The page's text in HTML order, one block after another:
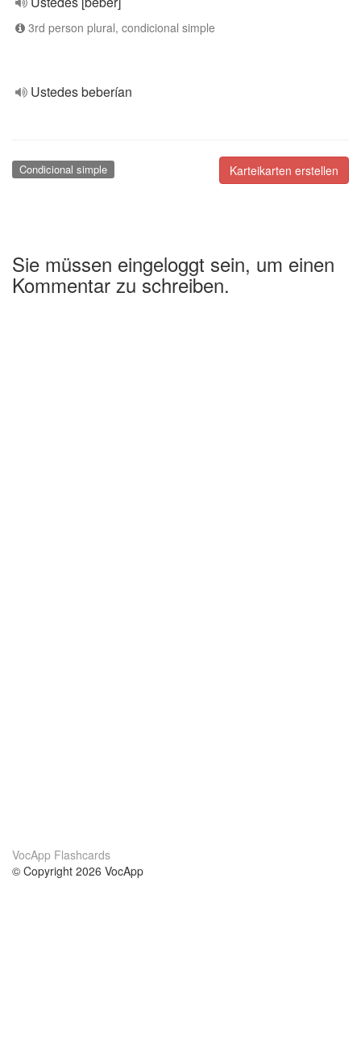
3rd person plural, condicional simple
Ustedes beberían
Karteikarten erstellen
Condicional simple
Sie müssen eingeloggt sein, um einen
Kommentar zu schreiben.
VocApp Flashcards
© Copyright 2026 VocApp